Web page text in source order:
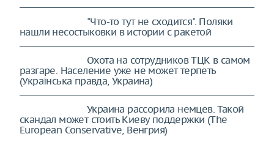
"Что-то тут не сходится". Поляки
нашли несостыковки в истории с ракетой
Охота на сотрудников ТЦК в самом
разгаре. Население уже не может терпеть
(Українська правда, Украина)
Украина рассорила немцев. Такой
скандал может стоить Киеву поддержки (The
European Conservative, Венгрия)